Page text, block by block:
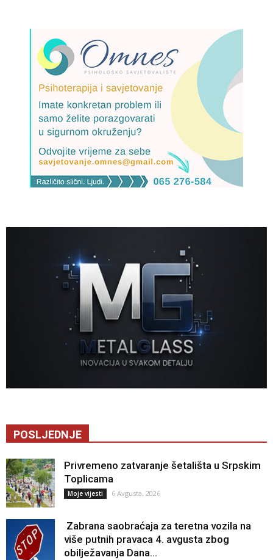
POSLJEDNJE
Privremeno zatvaranje šetališta u Srpskim
Toplicama
Moje vijesti 6 Avgusta, 2026
Zabrana saobraćaja za teretna vozila na
više putnih pravaca 4. avgusta zbog
obilježavanja Dana...